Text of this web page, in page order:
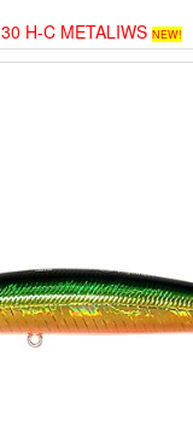
30 H-C METALIWS NEW!